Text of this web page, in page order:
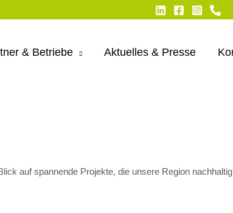
& Betriebe Aktuelles & Presse
auf spannende Projekte, die unsere Region